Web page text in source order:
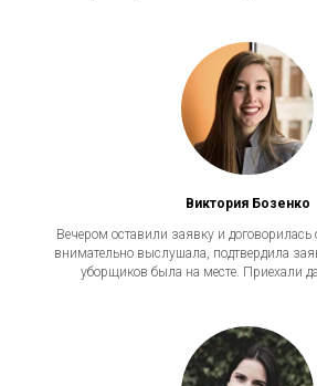
Виктория Бозенко
Вечером оставили заявку и договорилась
внимательно выслушала, подтвердила
уборщиков была на месте. Приехали